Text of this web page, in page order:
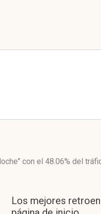
con el 48.06% del
Los mejores